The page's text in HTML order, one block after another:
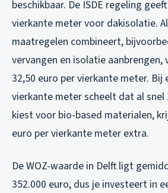
beschikbaar. De ISDE regeling
vierkante meter voor dakisolatie.
maatregelen combineert,
vervangen en isolatie
32,50 euro per vierkante meter. Bij
vierkante meter scheelt dat al snel
kiest voor bio-based materialen,
euro per vierkante meter extra.
De WOZ-waarde in Delft ligt
352.000 euro, dus je investeert in